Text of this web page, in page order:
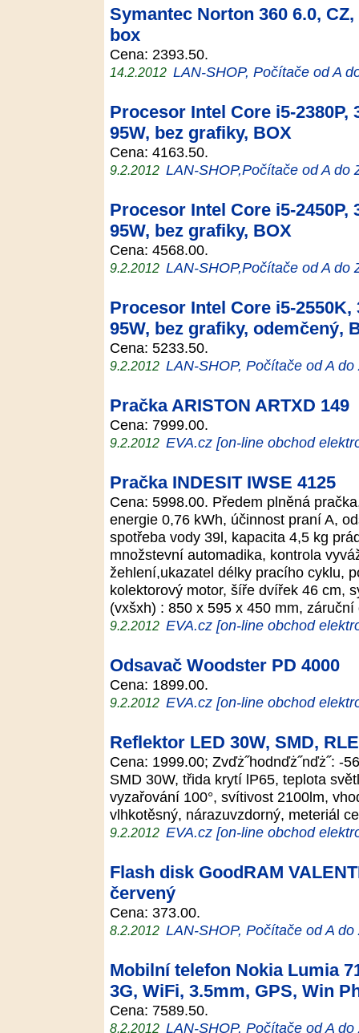
Symantec Norton 360 6.0,
box
Cena: 2393.50.
14.2.2012 LAN-SHOP, Počítače od A
Procesor Intel Core i5-2380P,
95W, bez grafiky, BOX
Cena: 4163.50.
9.2.2012 LAN-SHOP,Počítače od A do
Procesor Intel Core i5-2450P,
95W, bez grafiky, BOX
Cena: 4568.00.
9.2.2012 LAN-SHOP,Počítače od A do
Procesor Intel Core i5-2550K,
95W, bez grafiky, odemčený,
Cena: 5233.50.
9.2.2012 LAN-SHOP, Počítače od A do
Pračka ARISTON ARTXD 149
Cena: 7999.00.
9.2.2012 EVA.cz [on-line obchod
Pračka INDESIT IWSE 4125
Cena: 5998.00. Předem plněná
energie 0,76 kWh, účinnost praní A,
spotřeba vody 39l, kapacita 4,5 kg
množstevní automadika, kontrola
žehlení,ukazatel délky pracího cyklu,
kolektorový motor, šíře dvířek 46 cm,
(vxšxh) : 850 x 595 x 450 mm,
9.2.2012 EVA.cz [on-line obchod
Odsavač Woodster PD 4000
Cena: 1899.00.
9.2.2012 EVA.cz [on-line obchod
Reflektor LED 30W, SMD,
Cena: 1999.00; Zvďż˝hodnďż˝nďż˝: -
SMD 30W, třida krytí lP65, teplota
vyzařování 100°, svítivost 2100lm,
vlhkotěsný, nárazuvzdorný, meteriál
9.2.2012 EVA.cz [on-line obchod
Flash disk GoodRAM
červený
Cena: 373.00.
8.2.2012 LAN-SHOP, Počítače od A do
Mobilní telefon Nokia Lumia
3G, WiFi, 3.5mm, GPS, Win
Cena: 7589.50.
8.2.2012 LAN-SHOP, Počítače od A do